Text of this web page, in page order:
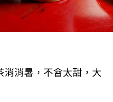
消消暑，不會太甜，大